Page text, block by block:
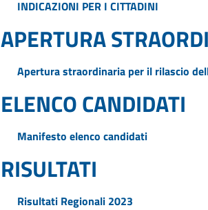
INDICAZIONI PER I CITTADINI
APERTURA
Apertura straordinaria per il rilascio
ELENCO CANDIDATI
Manifesto elenco candidati
RISULTATI
Risultati Regionali 2023